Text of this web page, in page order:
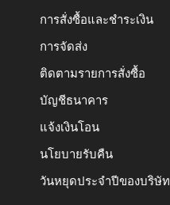
การสั่งซื้อและชำระเงิน
การจัดส่ง
ติดตามรายการสั่งซื้อ
บัญชีธนาคาร
แจ้งเงินโอน
นโยบายรับคืน
วันหยุดประจำปีของบริษัท